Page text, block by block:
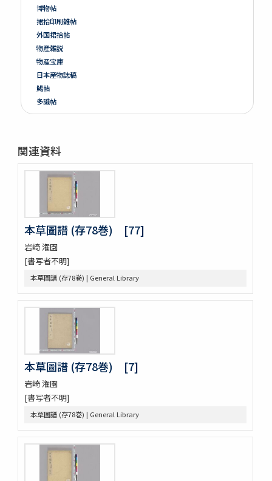
博物帖
捃拾印刷雑帖
外国捃拾帖
物産雑説
物産宝庫
日本産物誌稿
鯣帖
多識帖
明治六年墺國博覽會出品寫真帖
神都印刷帖附農業館掛図・絵
共進会並水産博覧会帖
繭絲織物陶漆器共進会帖
博物學寫眞圖
鳥類標本及寫眞圖
雀巣庵禽譜
隨観冩真 20巻 (存4巻)
蟲豸圖譜 (存2巻)
禽譜
象志
鶴虱攷 1巻附聖恵方1巻醫方類聚撮鈔1巻
薩州産物録
搾油濫觴 1巻裏書1巻附考1巻
甘蔗記 1巻附1巻
砂糖製作記 : 砂糖の作りかたをしる
合食禁 : 同時忌物
大同類聚方 100巻 (存76巻)
周定王救荒本草和名選 14巻
羊歯印影圖
新定羊齒目録 1巻附羊歯目録1巻
尾張吉田雀巣庵主人遺稿草木写生図
救荒夲草記聞 14巻附救荒野譜紀聞1巻補遺1巻
関連資料
本草圖譜 (存78巻) [77]
岩崎 潅園
[書写者不明]
本草圖譜 (存78巻) | General Library
本草圖譜 (存78巻) [7]
岩崎 潅園
[書写者不明]
本草圖譜 (存78巻) | General Library